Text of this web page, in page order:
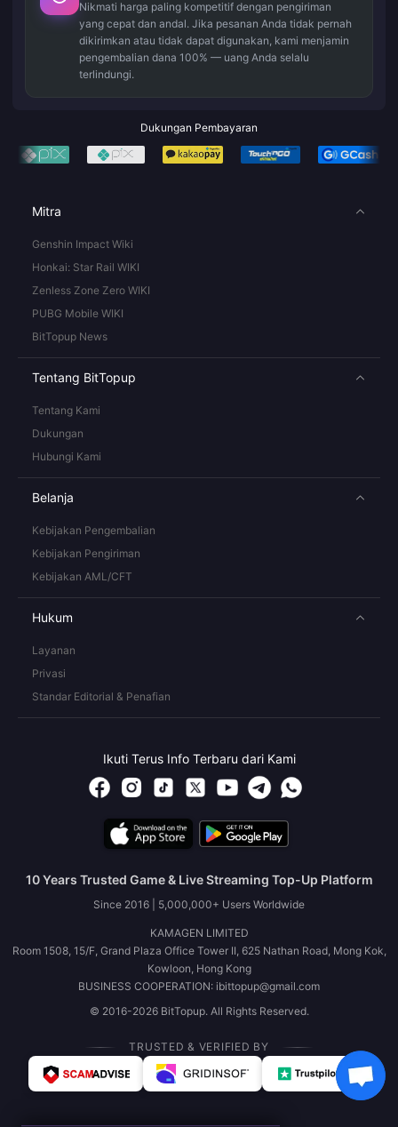
Nikmati harga paling kompetitif dengan pengiriman
yang cepat dan andal. Jika pesanan Anda tidak pernah
dikirimkan atau tidak dapat digunakan, kami menjamin
pengembalian dana 100% — uang Anda selalu
terlindungi.
Dukungan Pembayaran
Mitra
Genshin Impact Wiki
Honkai: Star Rail WIKI
Zenless Zone Zero WIKI
PUBG Mobile WIKI
BitTopup News
Tentang BitTopup
Tentang Kami
Dukungan
Hubungi Kami
Belanja
Kebijakan Pengembalian
Kebijakan Pengiriman
Kebijakan AML/CFT
Hukum
Layanan
Privasi
Standar Editorial & Penafian
Ikuti Terus Info Terbaru dari Kami
10 Years Trusted Game & Live Streaming Top-Up Platform
Since 2016 | 5,000,000+ Users Worldwide
KAMAGEN LIMITED
Room 1508, 15/F, Grand Plaza Office Tower II, 625 Nathan Road, Mong Kok,
Kowloon, Hong Kong
BUSINESS COOPERATION: ibittopup@gmail.com
© 2016-2026 BitTopup. All Rights Reserved.
TRUSTED & VERIFIED BY